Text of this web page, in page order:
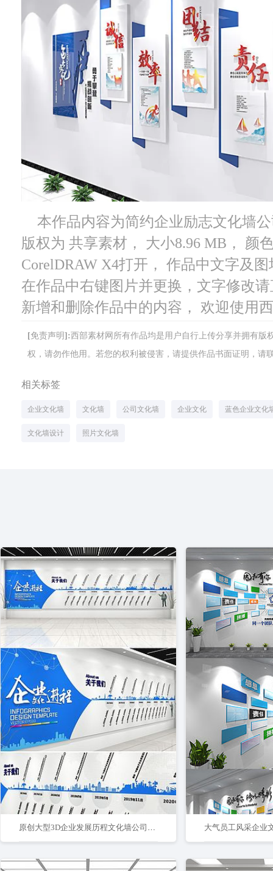
本作品内容为简约企业励志文化墙
版权为 共享素材， 大小8.96 MB， 颜
CorelDRAW X4打开， 作品中文字及
在作品中右键图片并更换，文字修改
新增和删除作品中的内容， 欢迎使用
[免责声明]:西部素材网所有作品均是用户自行上传分享并拥有
权，请勿作他用。若您的权利被侵害，请提供作品书面证明，请
相关标签
企业文化墙 文化墙 公司文化墙 企业文化 蓝色企业文化
文化墙设计 照片文化墙
原创大型3D企业发展历程文化墙公司形象墙 大气员工风采企业